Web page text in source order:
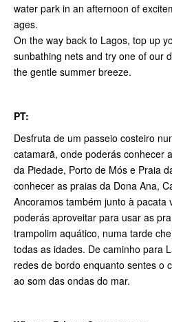
water park in an afternoon of
ages.
On the way back to Lagos, top up
sunbathing nets and try one of our
the gentle summer breeze.
PT:
Desfruta de um passeio costeiro
catamarã, onde poderás conhecer
da Piedade, Porto de Mós e Praia
conhecer as praias da Dona Ana,
Ancoramos também junto à pacata
poderás aproveitar para usar as
trampolim aquático, numa tarde
todas as idades. De caminho para
redes de bordo enquanto sentes o
ao som das ondas do mar.